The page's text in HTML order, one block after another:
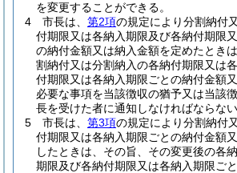
を変更することができる。
4
市長は、 第2項の規定により分割納付
付期限又は各納入期限及び各納付期限
の納付金額又は納入金額を定めたとき
割納付又は分割納入の各納付期限又は
付期限又は各納入期限ごとの納付金額
必要な事項を当該徴収の猶予又は当該
長を受けた者に通知しなければならない
5
市長は、 第3項の規定により分割納付
付期限又は各納入期限ごとの納付金額
したときは、その旨、その変更後の各
期限及び各納付期限又は各納入期限ご